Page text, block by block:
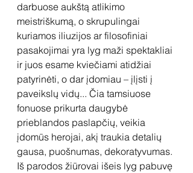
darbuose aukštą atlikimo
meistriškumą, o skrupulingai
kuriamos iliuzijos ar filosofiniai
pasakojimai yra lyg maži spektakliai
ir juos esame kviečiami atidžiai
patyrinėti, o dar įdomiau – įlįsti į
paveikslų vidų... Čia tamsiuose
fonuose prikurta daugybė
prieblandos paslapčių, veikia
įdomūs herojai, akį traukia detalių
gausa, puošnumas, dekoratyvumas.
Iš parodos žiūrovai išeis lyg pabuvę